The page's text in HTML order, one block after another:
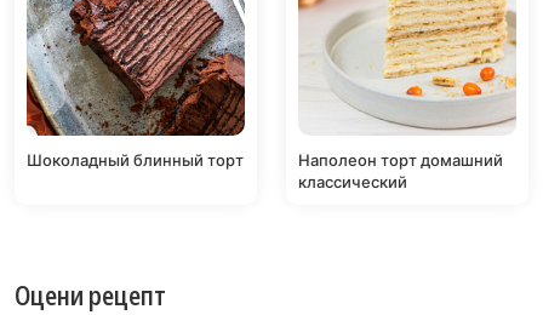
Шоколадный блинный торт
Наполеон торт домашний
классический
Оцени рецепт